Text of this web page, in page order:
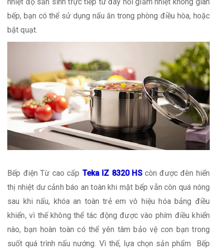
bếp, bạn có thể sử dụng nấu ăn trong phòng điều hòa, hoặc
bật quạt.
Bếp điện Từ cao cấp Teka IZ 8320 HScòn được đèn hiển
thị nhiệt dư cảnh báo an toàn khi mặt bếp vẫn còn quá nóng
sau khi nấu, khóa an toàn trẻ em vô hiệu hóa bảng điều
khiển, vì thế không thể tác động được vào phím điều khiển
nào, bạn hoàn toàn có thể yên tâm bảo vệ con bạn trong
suốt quá trình nấu nướng. Vì thế, lựa chọn sản phẩm Bếp